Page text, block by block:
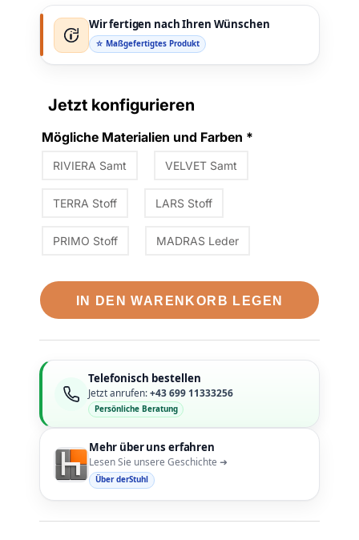
Wir fertigen nach Ihren Wünschen
☆ Maßgefertigtes Produkt
Jetzt konfigurieren
Mögliche Materialien und Farben *
RIVIERA Samt VELVET Samt
TERRA Stoff LARS Stoff
PRIMO Stoff MADRAS Leder
IN DEN WARENKORB LEGEN
Telefonisch bestellen
Jetzt anrufen:+43 699 11333256
Persönliche Beratung
Mehr über uns erfahren
Lesen Sie unsere Geschichte ➜
Über derStuhl